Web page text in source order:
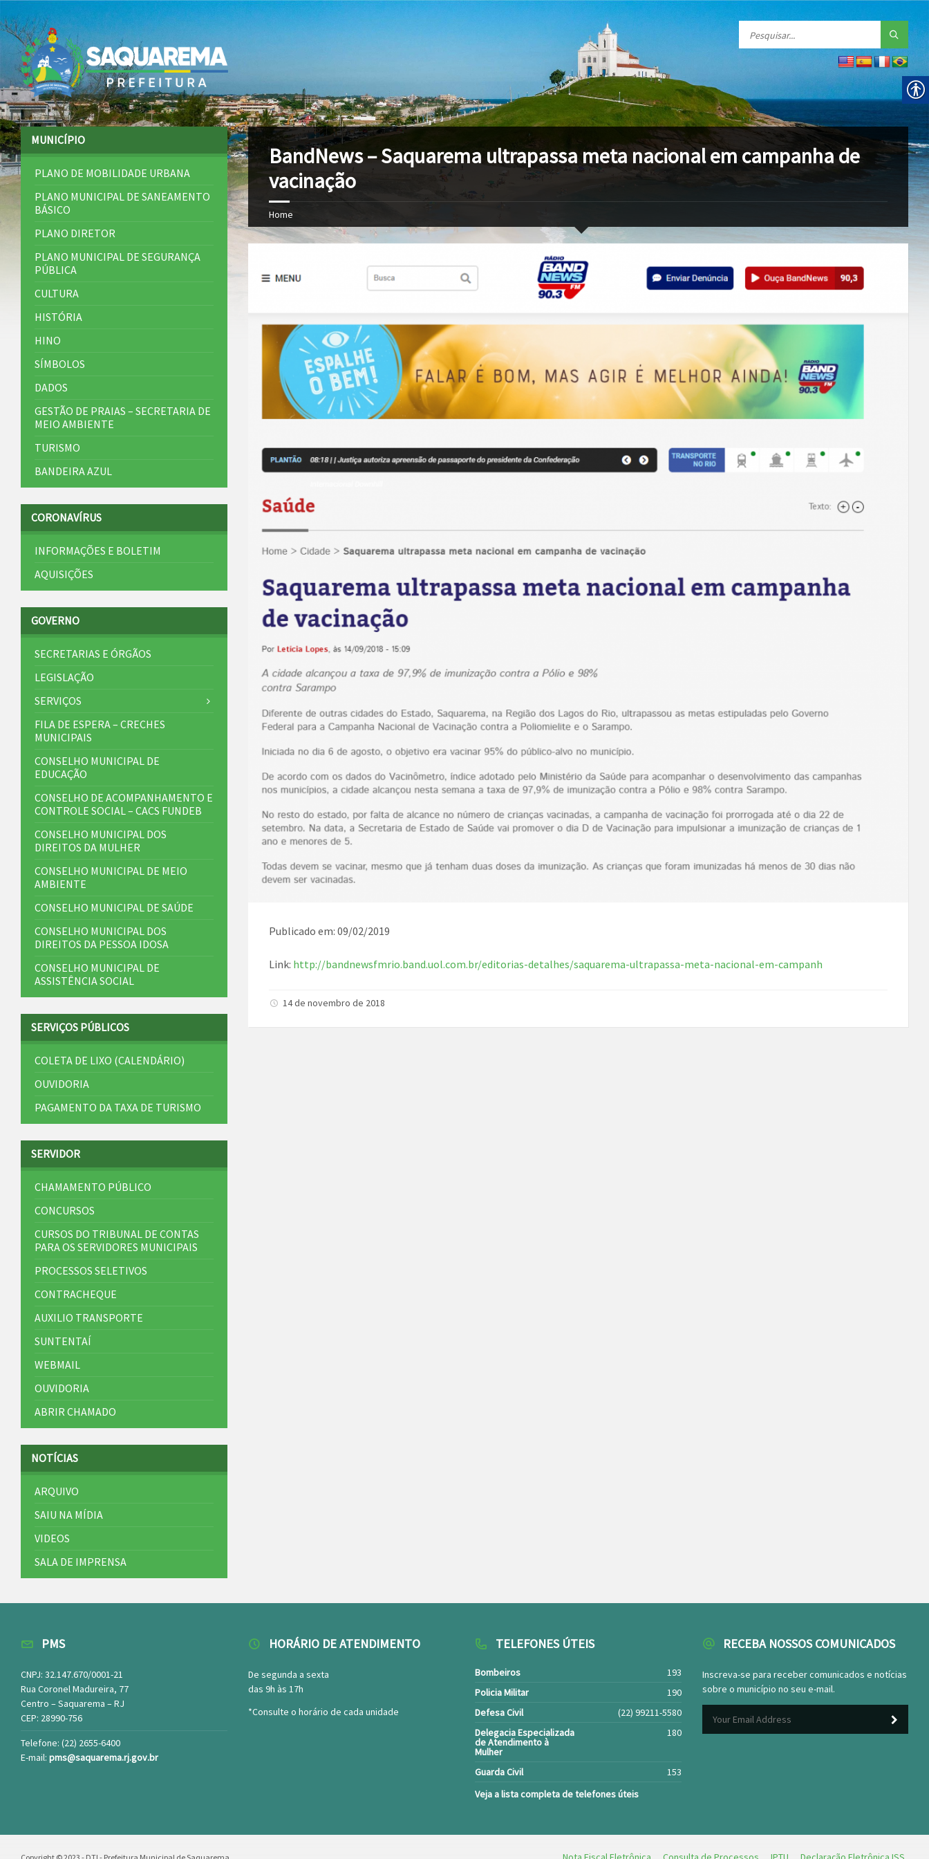
BandNews – Saquarema ultrapassa meta nacional em campanha de
vacinação
Home
Publicado em: 09/02/2019
Link: http://bandnewsfmrio.band.uol.com.br/editorias-detalhes/saquarema-ultrapassa-meta-nacional-em-campanh
14 de novembro de 2018
MUNICÍPIO
PLANO DE MOBILIDADE URBANA
PLANO MUNICIPAL DE SANEAMENTO
BÁSICO
PLANO DIRETOR
PLANO MUNICIPAL DE SEGURANÇA
PÚBLICA
CULTURA
HISTÓRIA
HINO
SÍMBOLOS
DADOS
GESTÃO DE PRAIAS – SECRETARIA DE
MEIO AMBIENTE
TURISMO
BANDEIRA AZUL
CORONAVÍRUS
INFORMAÇÕES E BOLETIM
AQUISIÇÕES
GOVERNO
SECRETARIAS E ÓRGÃOS
LEGISLAÇÃO
SERVIÇOS
FILA DE ESPERA – CRECHES
MUNICIPAIS
CONSELHO MUNICIPAL DE
EDUCAÇÃO
CONSELHO DE ACOMPANHAMENTO E
CONTROLE SOCIAL – CACS FUNDEB
CONSELHO MUNICIPAL DOS
DIREITOS DA MULHER
CONSELHO MUNICIPAL DE MEIO
AMBIENTE
CONSELHO MUNICIPAL DE SAÚDE
CONSELHO MUNICIPAL DOS
DIREITOS DA PESSOA IDOSA
CONSELHO MUNICIPAL DE
ASSISTÊNCIA SOCIAL
SERVIÇOS PÚBLICOS
COLETA DE LIXO (CALENDÁRIO)
OUVIDORIA
PAGAMENTO DA TAXA DE TURISMO
SERVIDOR
CHAMAMENTO PÚBLICO
CONCURSOS
CURSOS DO TRIBUNAL DE CONTAS
PARA OS SERVIDORES MUNICIPAIS
PROCESSOS SELETIVOS
CONTRACHEQUE
AUXILIO TRANSPORTE
SUNTENTAÍ
WEBMAIL
OUVIDORIA
ABRIR CHAMADO
NOTÍCIAS
ARQUIVO
SAIU NA MÍDIA
VIDEOS
SALA DE IMPRENSA
PMS
CNPJ: 32.147.670/0001-21
Rua Coronel Madureira, 77
Centro – Saquarema – RJ
CEP: 28990-756
Telefone: (22) 2655-6400
E-mail: pms@saquarema.rj.gov.br
HORÁRIO DE ATENDIMENTO
De segunda a sexta
das 9h às 17h
*Consulte o horário de cada unidade
TELEFONES ÚTEIS
Bombeiros
193
Policia Militar
190
Defesa Civil
(22) 99211-5580
Delegacia Especializada
de Atendimento à
Mulher
180
Guarda Civil
153
Veja a lista completa de telefones úteis
RECEBA NOSSOS COMUNICADOS
Inscreva-se para receber comunicados e notícias
sobre o município no seu e-mail.